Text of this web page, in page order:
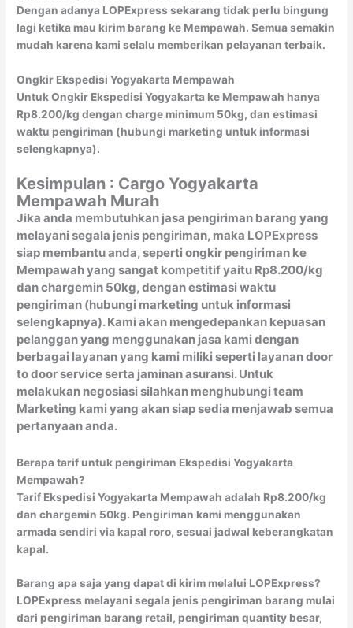
Dengan adanya LOPExpress sekarang tidak perlu bingung
lagi ketika mau kirim barang ke Mempawah. Semua semakin
mudah karena kami selalu memberikan pelayanan terbaik.
Ongkir Ekspedisi Yogyakarta Mempawah
Untuk Ongkir Ekspedisi Yogyakarta ke Mempawah hanya
Rp8.200/kg dengan charge minimum 50kg, dan estimasi
waktu pengiriman (hubungi marketing untuk informasi
selengkapnya).
Kesimpulan : Cargo Yogyakarta
Mempawah Murah
Jika anda membutuhkan jasa pengiriman barang yang
melayani segala jenis pengiriman, maka LOPExpress
siap membantu anda, seperti ongkir pengiriman ke
Mempawah yang sangat kompetitif yaitu Rp8.200/kg
dan chargemin 50kg, dengan estimasi waktu
pengiriman (hubungi marketing untuk informasi
selengkapnya). Kami akan mengedepankan kepuasan
pelanggan yang menggunakan jasa kami dengan
berbagai layanan yang kami miliki seperti layanan door
to door service serta jaminan asuransi. Untuk
melakukan negosiasi silahkan menghubungi team
Marketing kami yang akan siap sedia menjawab semua
pertanyaan anda.
Berapa tarif untuk pengiriman Ekspedisi Yogyakarta
Mempawah?
Tarif Ekspedisi Yogyakarta Mempawah adalah Rp8.200/kg
dan chargemin 50kg. Pengiriman kami menggunakan
armada sendiri via kapal roro, sesuai jadwal keberangkatan
kapal.
Barang apa saja yang dapat di kirim melalui LOPExpress?
LOPExpress melayani segala jenis pengiriman barang mulai
dari pengiriman barang retail, pengiriman quantity besar,